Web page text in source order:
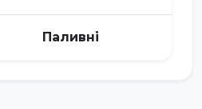
Паливні